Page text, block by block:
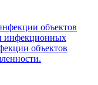
объектов
инфекционных
объектов